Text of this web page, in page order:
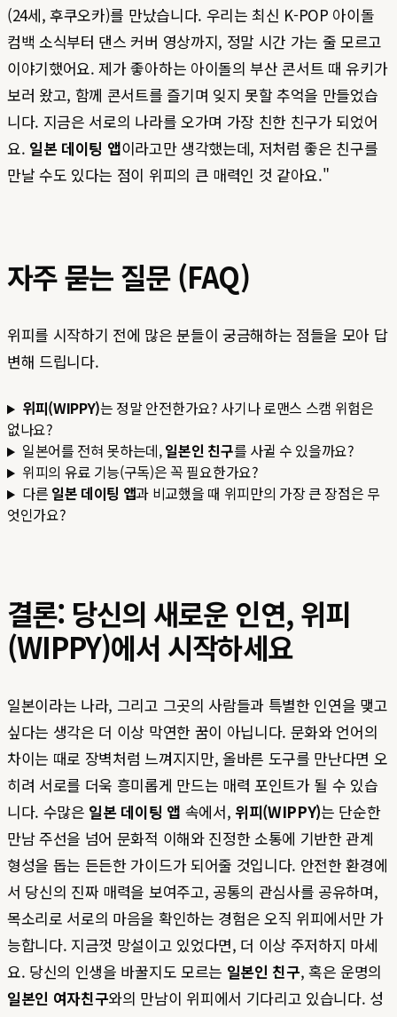
(24세, 후쿠오카)를 만났습니다. 우리는 최신 K-POP 아이돌
컴백 소식부터 댄스 커버 영상까지, 정말 시간 가는 줄 모르고
이야기했어요. 제가 좋아하는 아이돌의 부산 콘서트 때 유키가
보러 왔고, 함께 콘서트를 즐기며 잊지 못할 추억을 만들었습
니다. 지금은 서로의 나라를 오가며 가장 친한 친구가 되었어
요. 일본 데이팅 앱이라고만 생각했는데, 저처럼 좋은 친구를
만날 수도 있다는 점이 위피의 큰 매력인 것 같아요."
자주 묻는 질문 (FAQ)
위피를 시작하기 전에 많은 분들이 궁금해하는 점들을 모아 답
변해 드립니다.
위피(WIPPY)는 정말 안전한가요? 사기나 로맨스 스캠 위험은
없나요?
일본어를 전혀 못하는데,일본인 친구를 사귈 수 있을까요?
위피의 유료 기능(구독)은 꼭 필요한가요?
다른 일본 데이팅 앱과 비교했을 때 위피만의 가장 큰 장점은 무
엇인가요?
결론: 당신의 새로운 인연, 위피
(WIPPY)에서 시작하세요
일본이라는 나라, 그리고 그곳의 사람들과 특별한 인연을 맺고
싶다는 생각은 더 이상 막연한 꿈이 아닙니다. 문화와 언어의
차이는 때로 장벽처럼 느껴지지만, 올바른 도구를 만난다면 오
히려 서로를 더욱 흥미롭게 만드는 매력 포인트가 될 수 있습
니다. 수많은 일본 데이팅 앱 속에서, 위피(WIPPY)는 단순한
만남 주선을 넘어 문화적 이해와 진정한 소통에 기반한 관계
형성을 돕는 든든한 가이드가 되어줄 것입니다. 안전한 환경에
서 당신의 진짜 매력을 보여주고, 공통의 관심사를 공유하며,
목소리로 서로의 마음을 확인하는 경험은 오직 위피에서만 가
능합니다. 지금껏 망설이고 있었다면, 더 이상 주저하지 마세
요. 당신의 인생을 바꿀지도 모르는 일본인 친구, 혹은 운명의
일본인 여자친구와의 만남이 위피에서 기다리고 있습니다. 성